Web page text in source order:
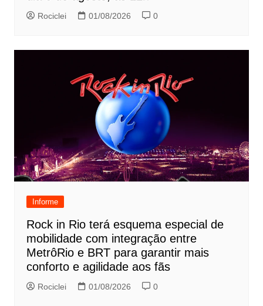
Rociclei 01/08/2026 0
Informe
Rock in Rio terá esquema especial de
mobilidade com integração entre
MetrôRio e BRT para garantir mais
conforto e agilidade aos fãs
Rociclei 01/08/2026 0